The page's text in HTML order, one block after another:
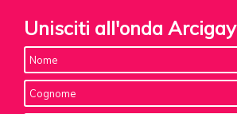
Unisciti all'onda Arcigay